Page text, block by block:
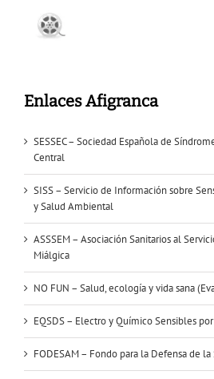
Enlaces Afigranca
SESSEC – Sociedad Española de
Central
SISS – Servicio de Información sobre
y Salud Ambiental
ASSSEM – Asociación Sanitarios al
Miálgica
NO FUN – Salud, ecología y vida sana
EQSDS – Electro y Químico Sensibles
FODESAM – Fondo para la Defensa de